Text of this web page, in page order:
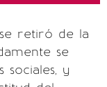
se retiró de la
se
y